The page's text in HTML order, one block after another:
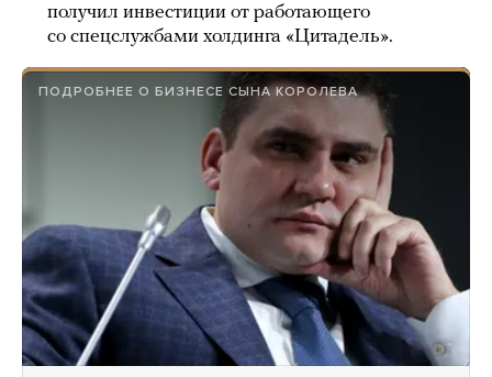
получил инвестиции от работающего
со спецслужбами холдинга «Цитадель».
ПОДРОБНЕЕ О БИЗНЕСЕ СЫНА КОРОЛЕВА